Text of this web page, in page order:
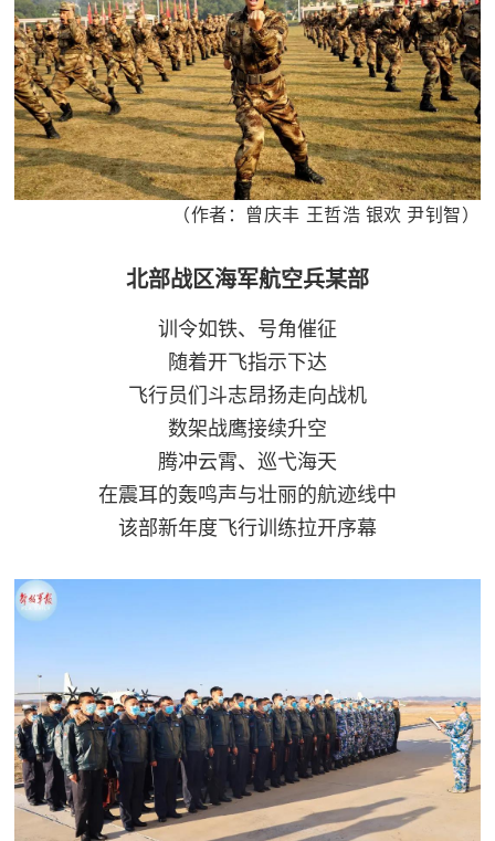
（作者：曾庆丰 王哲浩 银欢 尹钊智）
北部战区海军航空兵某部
训令如铁、号角催征
随着开飞指示下达
飞行员们斗志昂扬走向战机
数架战鹰接续升空
腾冲云霄、巡弋海天
在震耳的轰鸣声与壮丽的航迹线中
该部新年度飞行训练拉开序幕